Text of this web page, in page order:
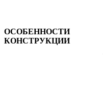
ОСОБЕННОСТИ
КОНСТРУКЦИИ